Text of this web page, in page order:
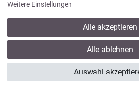
Weitere Einstellungen
Alle akzeptieren
Alle ablehnen
Auswahl
* Alle Preise verstehen sich inkl. gesetzl. MwSt. zzgl.
© copyright 2013-2026 Wohntextilien4You GmbH /